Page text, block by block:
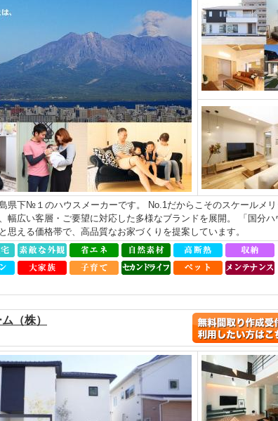
県下№１のハウスメーカーです。 No.1だからこそのスケールメ
幅広い客層・ご要望に対応した多様なブランドを展開。 「国分ハ
思える価格帯で、高品質なお家づくりを提案しています。
（株）